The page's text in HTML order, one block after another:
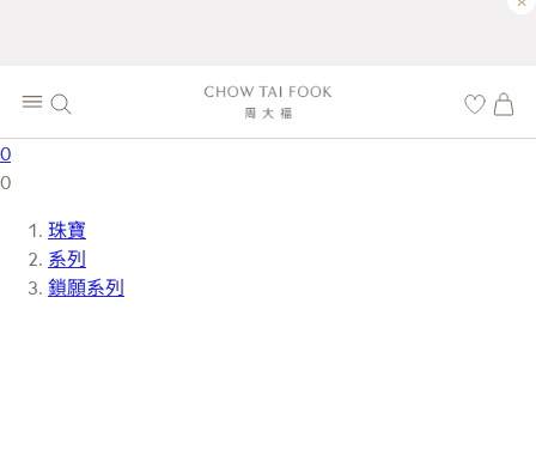
0
0
珠寶
系列
鎖願系列